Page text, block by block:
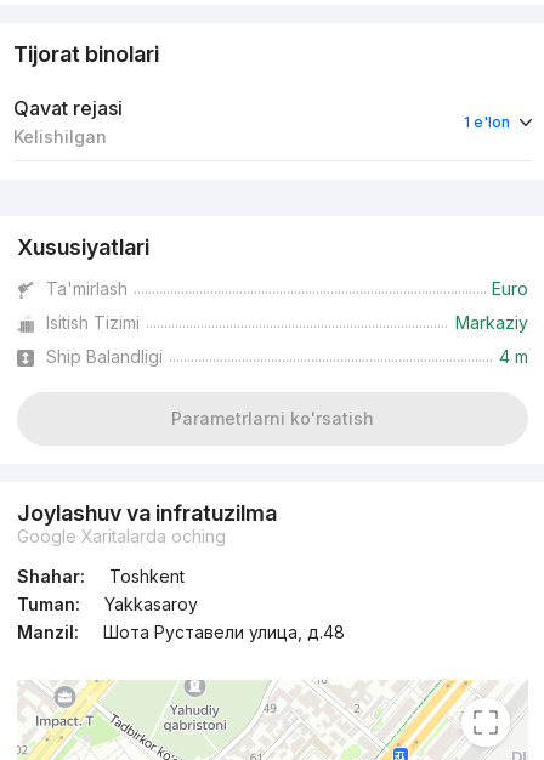
Tijorat binolari
Qavat rejasi
Kelishilgan
1 e'lon
Xususiyatlari
Ta'mirlash
Euro
Isitish Tizimi
Markaziy
Ship Balandligi
4 m
Parametrlarni ko'rsatish
Joylashuv va infratuzilma
Google Xaritalarda oching
Shahar:
Toshkent
Tuman:
Yakkasaroy
Manzil:
Шота Руставели улица, д.48